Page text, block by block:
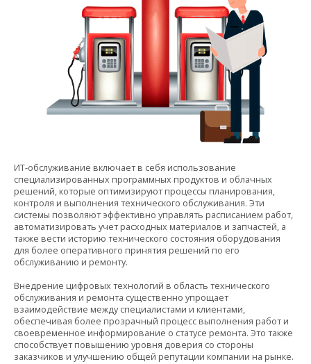
ИТ-обслуживание включает в себя использование
специализированных программных продуктов и облачных
решений, которые оптимизируют процессы планирования,
контроля и выполнения технического обслуживания. Эти
системы позволяют эффективно управлять расписанием работ,
автоматизировать учет расходных материалов и запчастей, а
также вести историю технического состояния оборудования
для более оперативного принятия решений по его
обслуживанию и ремонту.
Внедрение цифровых технологий в область технического
обслуживания и ремонта существенно упрощает
взаимодействие между специалистами и клиентами,
обеспечивая более прозрачный процесс выполнения работ и
своевременное информирование о статусе ремонта. Это также
способствует повышению уровня доверия со стороны
заказчиков и улучшению общей репутации компании на рынке.